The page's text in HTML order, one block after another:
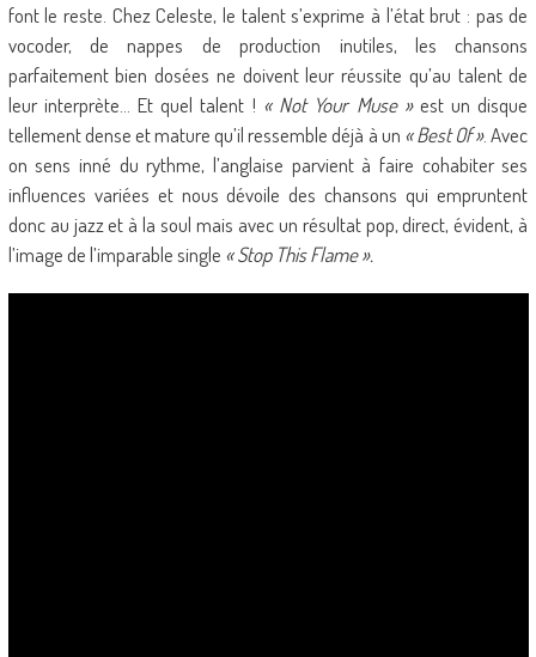
font le reste. Chez Celeste, le talent s’exprime à l’état brut : pas de
vocoder, de nappes de production inutiles, les chansons
parfaitement bien dosées ne doivent leur réussite qu’au talent de
leur interprète… Et quel talent ! « Not Your Muse »est un disque
tellement dense et mature qu’il ressemble déjà à un « Best Of ». Avec
on sens inné du rythme, l’anglaise parvient à faire cohabiter ses
influences variées et nous dévoile des chansons qui empruntent
donc au jazz et à la soul mais avec un résultat pop, direct, évident, à
l’image de l’imparable single « Stop This Flame ».